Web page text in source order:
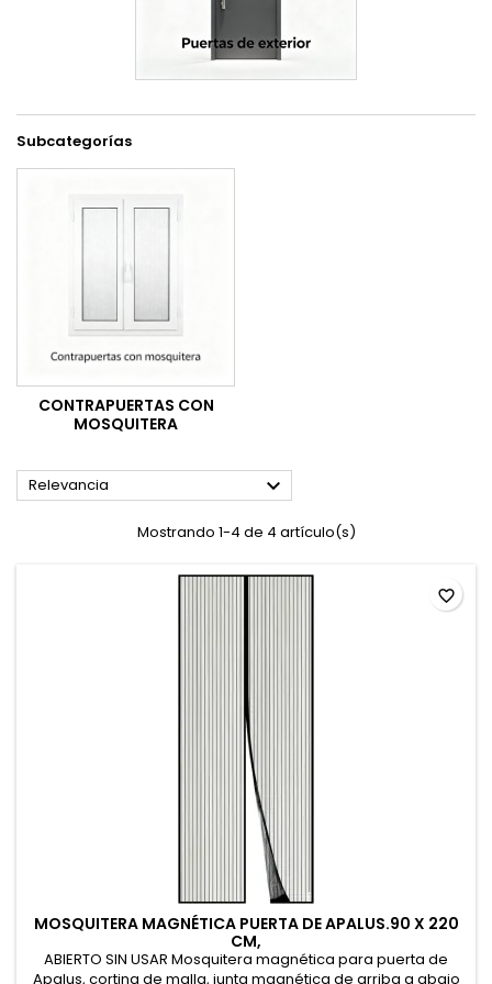
Subcategorías
CONTRAPUERTAS CON
MOSQUITERA
Relevancia 
Mostrando 1-4 de 4 artículo(s)
MOSQUITERA MAGNÉTICA PUERTA DE APALUS.90 X 220
CM,
ABIERTO SIN USAR Mosquitera magnética para puerta de
Apalus, cortina de malla, junta magnética de arriba a abajo
favorite_border